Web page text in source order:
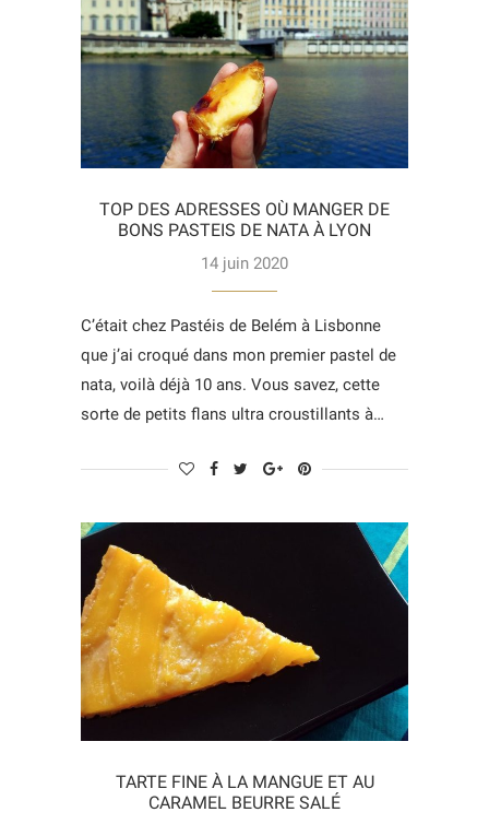
TOP DES ADRESSES OÙ MANGER DE
BONS PASTEIS DE NATA À LYON
14 juin 2020
C’était chez Pastéis de Belém à Lisbonne
que j’ai croqué dans mon premier pastel de
nata, voilà déjà 10 ans. Vous savez, cette
sorte de petits flans ultra croustillants à…
TARTE FINE À LA MANGUE ET AU
CARAMEL BEURRE SALÉ